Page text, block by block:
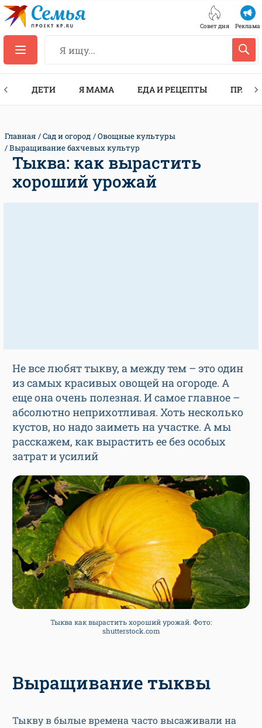
Совет дня Реклама
ДЕТИ Я МАМА ЕДА И РЕЦЕПТЫ
Главная Сад и огород
Овощные культуры
Выращивание бахчевых культур
Тыква: как вырастить
хороший урожай
Не все любят тыкву, а между тем – это один
из самых красивых овощей на огороде. А
еще она очень полезная. И самое главное –
абсолютно неприхотливая. Хоть несколько
кустов, но надо заиметь на участке. А мы
расскажем, как вырастить ее без особых
затрат и усилий
Тыква как вырастить хороший урожай. Фото:
shutterstock.com
Выращивание тыквы
Тыкву в былые времена часто высаживали на